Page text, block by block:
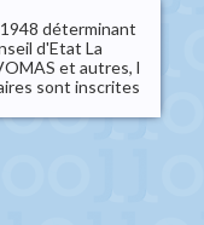
déterminant
d'Etat La
et autres, l
sont inscrites